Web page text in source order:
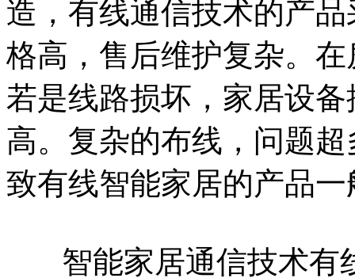
造，有线通信技术的产
格高，售后维护复杂。
若是线路损坏，家居设
高。复杂的布线，问题
致有线智能家居的产品
智能家居通信技术有